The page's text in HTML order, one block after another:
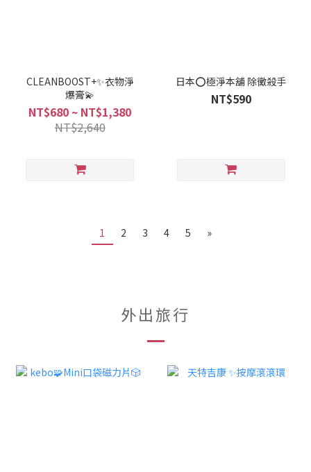
CLEANBOOST+✨衣物淨
爆膏💫
NT$680 ~ NT$1,380
NT$2,640
日本⭕極淨本舖 除黴殺手
NT$590
1 2 3 4 5 »
外出旅行